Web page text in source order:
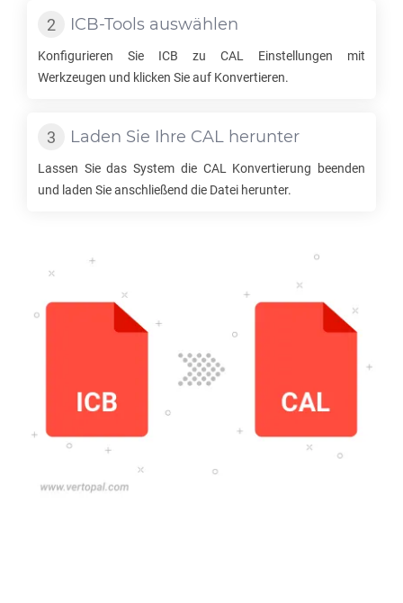
ICB-Tools auswählen
Konfigurieren Sie ICB zu CAL
Einstellungen mit
Werkzeugen und klicken Sie auf Konvertieren.
Laden Sie Ihre CAL herunter
Lassen Sie das System die CAL
Konvertierung beenden
und laden Sie anschließend die Datei herunter.